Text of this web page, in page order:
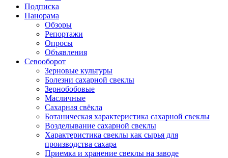
Подписка
Панорама
Обзоры
Репортажи
Опросы
Объявления
Севооборот
Зерновые культуры
Болезни сахарной свеклы
Зернобобовые
Масличные
Сахарная свёкла
Ботаническая характеристика сахарной свеклы
Возделывание сахарной свеклы
Характеристика свеклы как сырья для
производства сахара
Приемка и хранение свеклы на заводе